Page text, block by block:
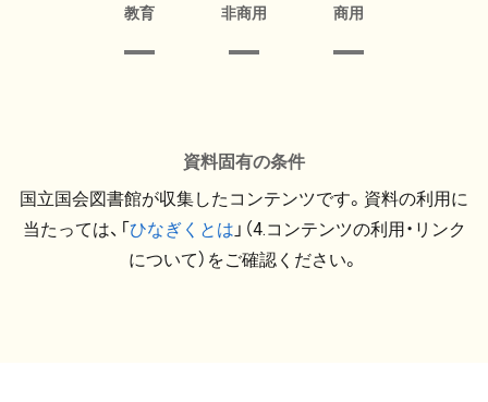
教育 非商用 商用
資料固有の条件
国立国会図書館が収集したコンテンツです。資料の利用に
当たっては、「ひなぎくとは 」（4.コンテンツの利用・リンク
について）をご確認ください。